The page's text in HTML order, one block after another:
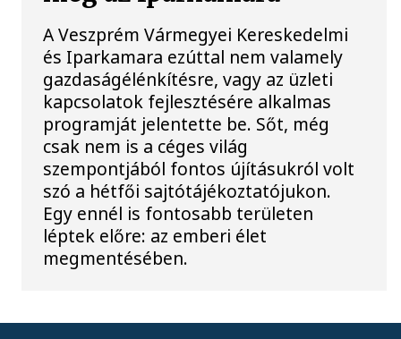
A Veszprém Vármegyei Kereskedelmi
és Iparkamara ezúttal nem valamely
gazdaságélénkítésre, vagy az üzleti
kapcsolatok fejlesztésére alkalmas
programját jelentette be. Sőt, még
csak nem is a céges világ
szempontjából fontos újításukról volt
szó a hétfői sajtótájékoztatójukon.
Egy ennél is fontosabb területen
léptek előre: az emberi élet
megmentésében.